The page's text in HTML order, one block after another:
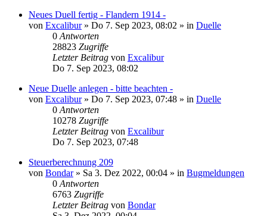
Neues Duell fertig - Flandern 1914 -
von Excalibur» Do 7. Sep 2023, 08:02 » in Duelle
0 Antworten
28823 Zugriffe
Letzter Beitrag von Excalibur
Do 7. Sep 2023, 08:02
Neue Duelle anlegen - bitte beachten -
von Excalibur» Do 7. Sep 2023, 07:48 » in Duelle
0 Antworten
10278 Zugriffe
Letzter Beitrag von Excalibur
Do 7. Sep 2023, 07:48
Steuerberechnung 209
von Bondar» Sa 3. Dez 2022, 00:04 » in Bugmeldungen
0 Antworten
6763 Zugriffe
Letzter Beitrag von Bondar